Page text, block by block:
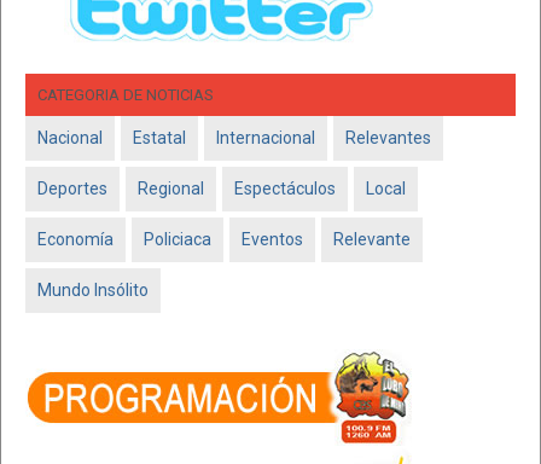
CATEGORIA DE NOTICIAS
Nacional Estatal Internacional Relevantes
Deportes Regional Espectáculos Local
Economía Policiaca Eventos Relevante
Mundo Insólito